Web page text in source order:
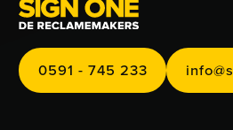
0591 - 745 233
0591 - 745 233 info@s